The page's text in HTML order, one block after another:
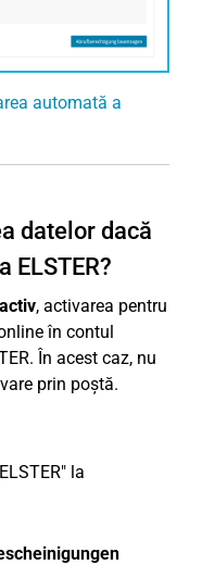
automată a
datelor dacă
ELSTER?
, activarea pentru
în contul
În acest caz, nu
prin poștă.
la